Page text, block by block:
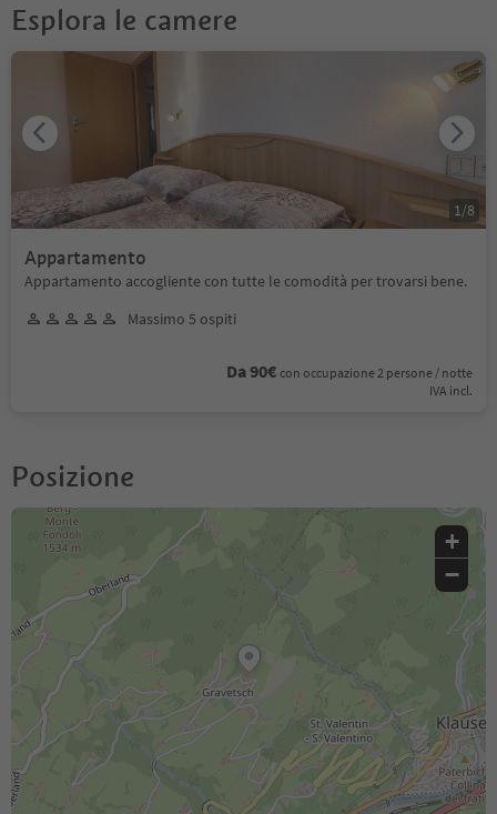
Esplora le camere
Appartamento
Appartamento accogliente con tutte le comodità per trovarsi bene.
Massimo 5 ospiti
Da 90€ con occupazione 2 persone / notte
IVA incl.
1 /8
Posizione
+
−